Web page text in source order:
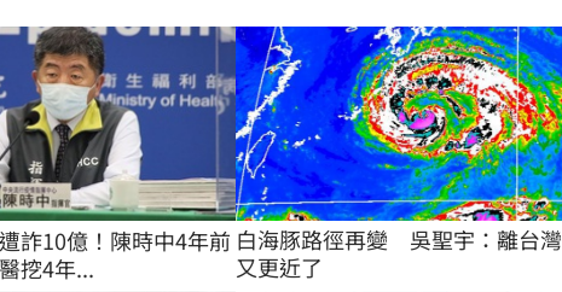
詐10億！陳時中4年前
挖4年...
白海豚路徑再變　吳聖宇：離台灣
又更近了